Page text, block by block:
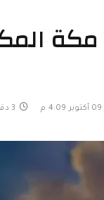
3 دقائق